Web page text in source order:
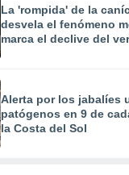
La 'rompida' de la
desvela el fenómeno
marca el declive del
Alerta por los jabalíes
patógenos en 9 de
la Costa del Sol